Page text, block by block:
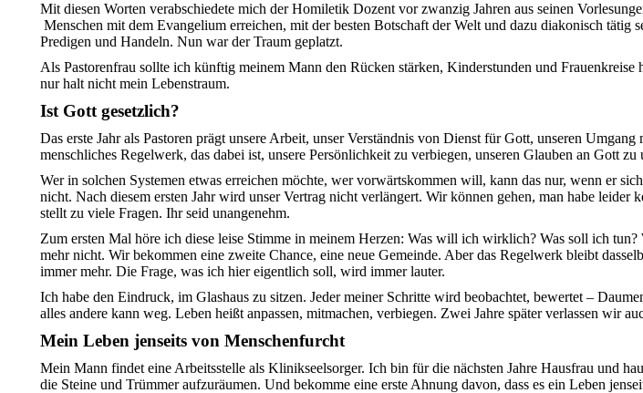
Mit diesen Worten verabschiedete mich der Homiletik Dozent vor zwanzig Jahren aus seinen
Menschen mit dem Evangelium erreichen, mit der besten Botschaft der Welt und dazu diakonisch
Predigen und Handeln. Nun war der Traum geplatzt.
Als Pastorenfrau sollte ich künftig meinem Mann den Rücken stärken, Kinderstunden und
nur halt nicht mein Lebenstraum.
Ist Gott gesetzlich?
Das erste Jahr als Pastoren prägt unsere Arbeit, unser Verständnis von Dienst für Gott, unseren
menschliches Regelwerk, das dabei ist, unsere Persönlichkeit zu verbiegen, unseren Glauben an Gott
Wer in solchen Systemen etwas erreichen möchte, wer vorwärtskommen will, kann das nur, wenn er
nicht. Nach diesem ersten Jahr wird unser Vertrag nicht verlängert. Wir können gehen, man habe
stellt zu viele Fragen. Ihr seid unangenehm.
Zum ersten Mal höre ich diese leise Stimme in meinem Herzen: Was will ich wirklich? Was soll ich
mehr nicht. Wir bekommen eine zweite Chance, eine neue Gemeinde. Aber das Regelwerk bleibt
immer mehr. Die Frage, was ich hier eigentlich soll, wird immer lauter.
Ich habe den Eindruck, im Glashaus zu sitzen. Jeder meiner Schritte wird beobachtet, bewertet –
alles andere kann weg. Leben heißt anpassen, mitmachen, verbiegen. Zwei Jahre später verlassen wir
Mein Leben jenseits von Menschenfurcht
Mein Mann findet eine Arbeitsstelle als Klinikseelsorger. Ich bin für die nächsten Jahre Hausfrau und
die Steine und Trümmer aufzuräumen. Und bekomme eine erste Ahnung davon, dass es ein Leben